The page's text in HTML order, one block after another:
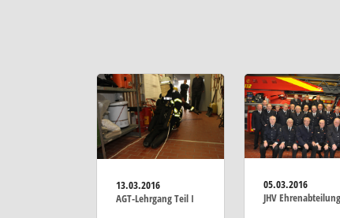
13.03.2016
AGT-Lehrgang Teil I
05.03.2016
JHV Ehrenabteilung